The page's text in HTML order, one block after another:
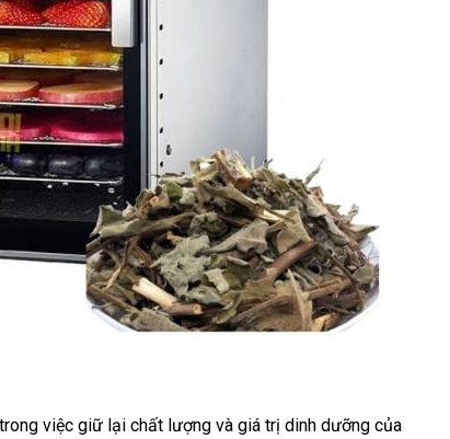
việc giữ lại chất lượng và giá trị dinh dưỡng của